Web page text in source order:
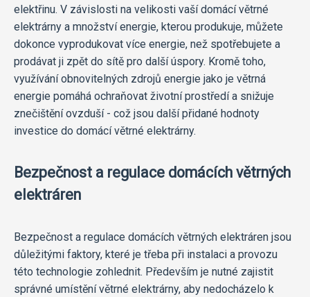
elektřinu. V závislosti na velikosti vaší domácí větrné
elektrárny a množství energie, kterou produkuje, můžete
dokonce vyprodukovat více energie, než spotřebujete a
prodávat ji zpět do sítě pro další úspory. Kromě toho,
využívání obnovitelných zdrojů energie jako je větrná
energie pomáhá ochraňovat životní prostředí a snižuje
znečištění ovzduší - což jsou další přidané hodnoty
investice do domácí větrné elektrárny.
Bezpečnost a regulace domácích větrných
elektráren
Bezpečnost a regulace domácích větrných elektráren jsou
důležitými faktory, které je třeba při instalaci a provozu
této technologie zohlednit. Především je nutné zajistit
správné umístění větrné elektrárny, aby nedocházelo k